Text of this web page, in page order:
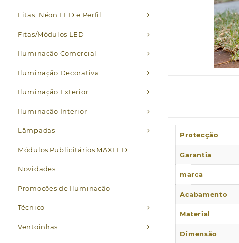
Fitas, Néon LED e Perfil
Fitas/Módulos LED
Iluminação Comercial
Iluminação Decorativa
Iluminação Exterior
Iluminação Interior
Lâmpadas
Módulos Publicitários MAXLED
Novidades
Promoções de Iluminação
Técnico
Ventoinhas
Protecção
Garantia
marca
Acabamento
Material
Dimensão